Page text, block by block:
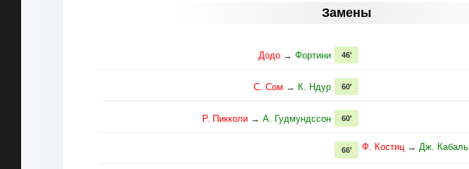
Замены
Додо → Фортини 46'
С. Сом → К. Ндур 60'
Р. Пикколи → А. Гудмундссон 60'
Ф. Костиц → Дж. Кабаль
66'